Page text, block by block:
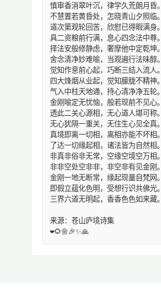
慎审香消翠叶沉，律学久荒朗月昏。
不慧置若黄昏处，怎晓青山夕照临。
道次第观轮回苦，欣慰已得暇满身。
具二资粮前行满，息心四念法中尊。
择法安般修静虑，奢摩他中定乾坤。
舍念清净妙难喻，当观遍行法味醇。
觉知作意前心起，巧断三结入流人。
四大烽烟从业起，觉知朦胧不精神。
气入中柱天地通，持心清净净五轮。
金刚喻定无忧恼，般若现前不见心。
透此二关心源相，无心道人堪可称。
无心犹隔一重关，无住生心见全真。
真境即离一切相，离相亦能不坏相。
了达一切缘起相，诸法皆为自然相。
非真非俗非无常，空缘空境空万相。
非非空处空非非，非空非有见金刚。
金刚一地无断常，缘起现量自梵网。
即假立蕴化色明，受想行识共佛光。
三界六道无明起，香香色色如来藏。
来源：苍山庐境诗集
❤️🌻🌼🎉✨🙏